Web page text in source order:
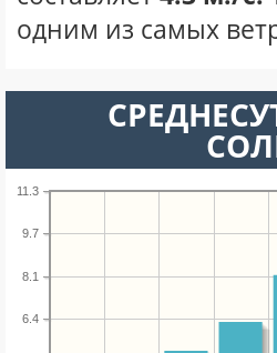
одним из самых
6.4
8.1
9.7
11.3